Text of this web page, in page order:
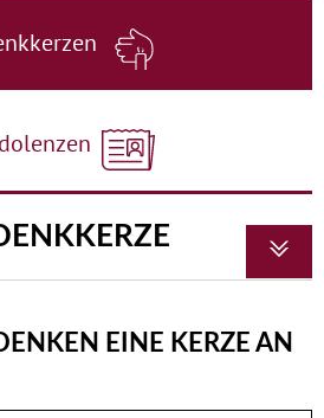
EINE KERZE AN